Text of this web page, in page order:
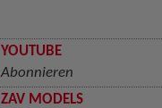
YOUTUBE
Abonnieren
ZAV MODELS